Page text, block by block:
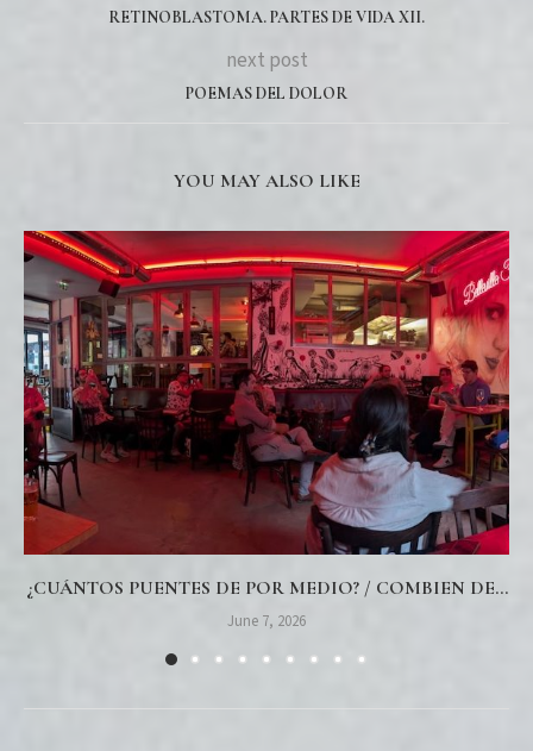
RETINOBLASTOMA. PARTES DE VIDA XII.
next post
POEMAS DEL DOLOR
YOU MAY ALSO LIKE
¿CUÁNTOS PUENTES DE POR MEDIO? / COMBIEN DE...
June 7, 2026